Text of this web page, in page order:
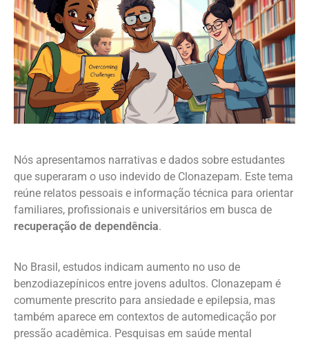
Nós apresentamos narrativas e dados sobre estudantes
que superaram o uso indevido de Clonazepam. Este tema
reúne relatos pessoais e informação técnica para orientar
familiares, profissionais e universitários em busca de
recuperação de dependência.
No Brasil, estudos indicam aumento no uso de
benzodiazepínicos entre jovens adultos. Clonazepam é
comumente prescrito para ansiedade e epilepsia, mas
também aparece em contextos de automedicação por
pressão acadêmica. Pesquisas em saúde mental